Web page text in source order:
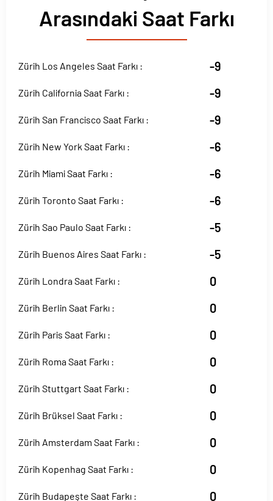
Arasındaki Saat Farkı
Zürih Los Angeles Saat Farkı : -9
Zürih California Saat Farkı : -9
Zürih San Francisco Saat Farkı : -9
Zürih New York Saat Farkı : -6
Zürih Miami Saat Farkı : -6
Zürih Toronto Saat Farkı : -6
Zürih Sao Paulo Saat Farkı : -5
Zürih Buenos Aires Saat Farkı : -5
Zürih Londra Saat Farkı : 0
Zürih Berlin Saat Farkı : 0
Zürih Paris Saat Farkı : 0
Zürih Roma Saat Farkı : 0
Zürih Stuttgart Saat Farkı : 0
Zürih Brüksel Saat Farkı : 0
Zürih Amsterdam Saat Farkı : 0
Zürih Kopenhag Saat Farkı : 0
Zürih Budapeşte Saat Farkı : 0